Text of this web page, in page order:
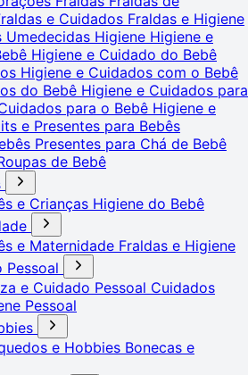
e Cuidados Fraldas e Higiene
Umedecidas Higiene Higiene e
Higiene e Cuidado do Bebê
Higiene e Cuidados com o Bebê
do Bebê Higiene e Cuidados para
para o Bebê Higiene e
e Presentes para Bebês
Presentes para Chá de Bebê
de Bebê
e Crianças Higiene do Bebê
e Maternidade Fraldas e Higiene
Pessoal
e Cuidado Pessoal Cuidados
Pessoal
e Hobbies Bonecas e